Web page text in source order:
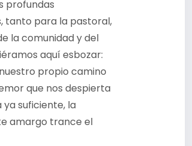
profundas
tanto para la pastoral,
la comunidad y del
aquí esbozar:
propio camino
que nos despierta
suficiente, la
amargo trance el